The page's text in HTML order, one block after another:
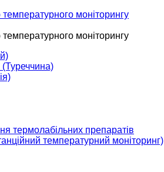
моніторингу
моніторингу
термолабільних препаратів
температурний моніторинг)